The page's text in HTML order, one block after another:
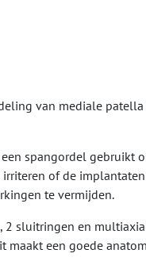
van mediale
spangordel gebruikt
of de
te vermijden.
sluitringen en
een goede